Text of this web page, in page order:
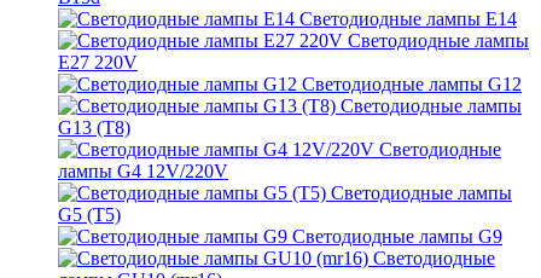
Светодиодные лампы E14
Светодиодные лампы
E27 220V
Светодиодные лампы G12
Светодиодные лампы
G13 (T8)
Светодиодные
лампы G4 12V/220V
Светодиодные лампы
G5 (T5)
Светодиодные лампы G9
Светодиодные